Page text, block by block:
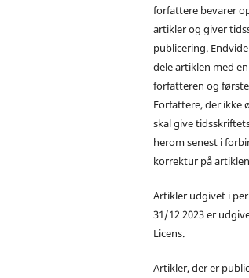
forfattere bevarer
artikler og giver
publicering.
dele artiklen med
forfatteren og
Forfattere, der ikke
skal give
herom senest i
korrektur på
Artikler udgivet i
31/12 2023 er
Licens.
Artikler, der er